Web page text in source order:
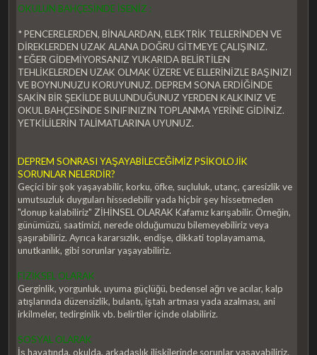
OKULUN BAHÇESİNDE İSENİZ :
* PENCERELERDEN, BİNALARDAN, ELEKTRİK TELLERİNDEN VE
DİREKLERDEN UZAK ALANA DOĞRU GİTMEYE ÇALIŞINIZ.
* EĞER GİDEMİYORSANIZ YUKARIDA BELİRTİLEN
TEHLİKELERDEN UZAK OLMAK ÜZERE VE ELLERİNİZLE BAŞINIZI
VE BOYNUNUZU KORUYUNUZ. DEPREM SONA ERDİĞİNDE
SAKİN BİR ŞEKİLDE BULUNDUĞUNUZ YERDEN KALKINIZ VE
OKUL BAHÇESİNDE SINIFINIZIN TOPLANMA YERİNE GİDİNİZ.
YETKİLİLERİN TALİMATLARINA UYUNUZ.
DEPREM SONRASI YAŞAYABİLECEĞİMİZ PSİKOLOJİK
SORUNLAR NELERDİR?
Geçici bir şok yaşayabilir, korku, öfke, suçluluk, utanç, çaresizlik ve
umutsuzluk duyguları hissedebilir yada hiçbir şey hissetmeden
"donup kalabiliriz" ZİHİNSEL OLARAK Kafamız karışabilir. Örneğin,
günümüzü, saatimizi, nerede olduğumuzu bilemeyebiliriz veya
şaşırabiliriz. Ayrıca kararsızlık, endişe, dikkati toplayamama,
unutkanlık, gibi sorunlar yaşayabiliriz.
FİZİKSEL OLARAK
Gerginlik, yorgunluk, uyuma güçlüğü, bedensel ağrı ve acılar, kalp
atışlarında düzensizlik, bulantı, iştah artması yada azalması, ani
irkilmeler, tedirginlik vb. belirtiler içinde olabiliriz.
SOSYAL OLARAK
İş hayatında, okulda, arkadaşlık ilişkilerinde sorunlar yaşayabiliriz.